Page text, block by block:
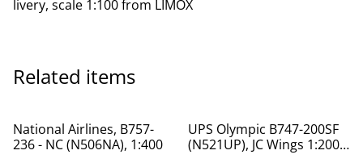
livery, scale 1:100 from LIMOX
Related items
National Airlines, B757-
236 - NC (N506NA), 1:400
UPS Olympic B747-200SF
(N521UP), JC Wings 1:200,